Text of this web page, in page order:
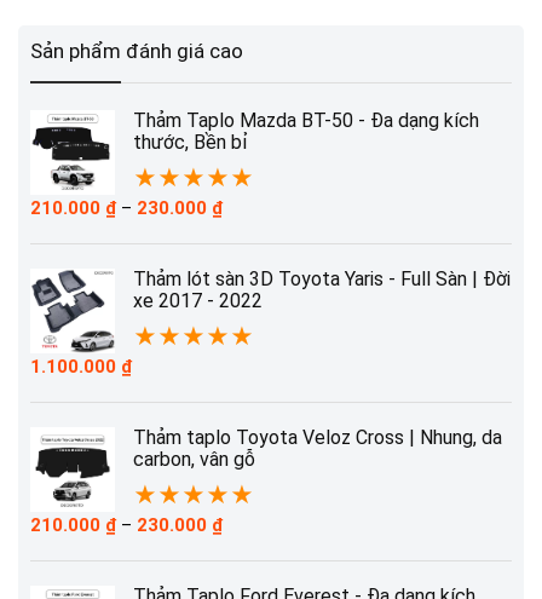
Sản phẩm đánh giá cao
Thảm Taplo Mazda BT-50 - Đa dạng kích
thước, Bền bỉ
★★★★★
210.000 ₫ – 230.000 ₫Khoảng
từ
210.000 ₫
đến
Thảm lót sàn 3D Toyota Yaris - Full Sàn | Đời
xe 2017 - 2022
★★★★★
1.100.000 ₫
Thảm taplo Toyota Veloz Cross | Nhung, da
carbon, vân gỗ
★★★★★
210.000 ₫ – 230.000 ₫Khoảng
từ
210.000 ₫